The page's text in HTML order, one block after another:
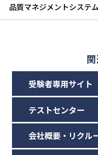
品質マネジメントシステ
受験者専用サイト
テストセンター
会社概要・リクル